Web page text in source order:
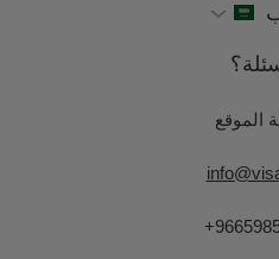
الموقع